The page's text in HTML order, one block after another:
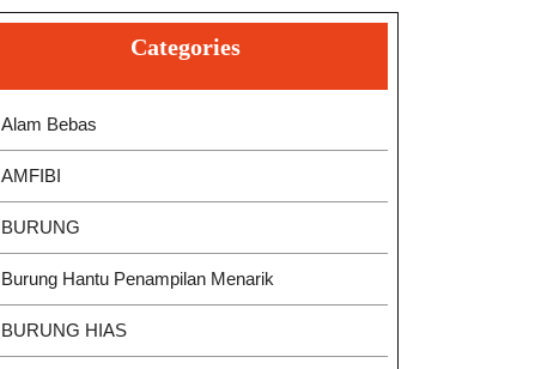
Categories
Alam Bebas
AMFIBI
BURUNG
Burung Hantu Penampilan Menarik
BURUNG HIAS